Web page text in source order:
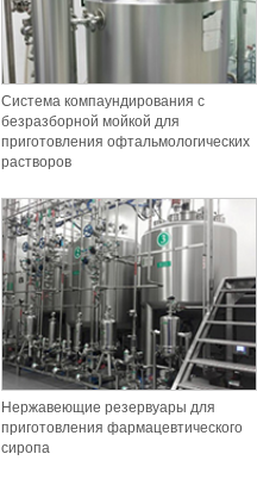
Система компаундирования с
безразборной мойкой для
приготовления офтальмологических
растворов
Нержавеющие резервуары для
приготовления фармацевтического
сиропа